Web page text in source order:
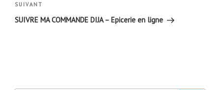
Article
suivant
SUIVANT
SUIVRE MA COMMANDE DIJA – Epicerie en ligne